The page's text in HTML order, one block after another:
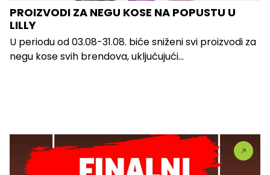
PROIZVODI ZA NEGU KOSE NA POPUSTU U
LILLY
U periodu od 03.08-31.08. biće sniženi svi proizvodi za
negu kose svih brendova, uključujući...